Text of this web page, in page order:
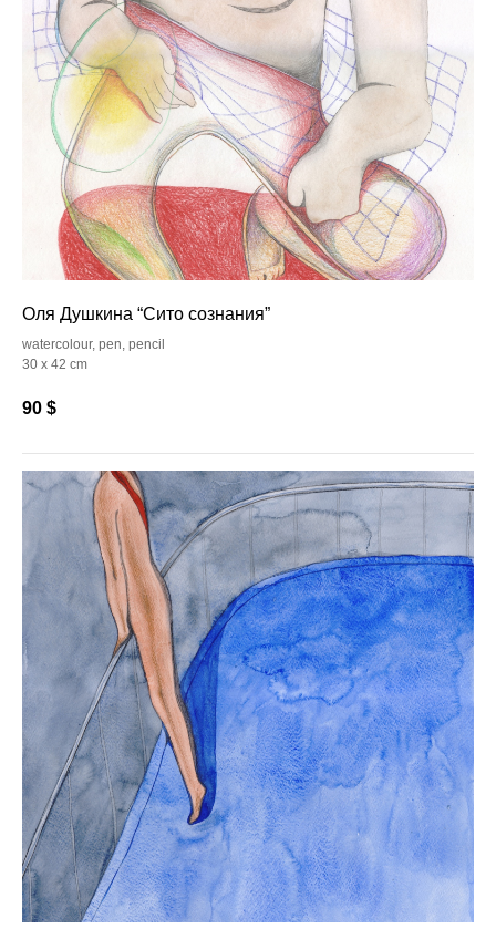
Оля Душкина “Сито сознания”
watercolour, pen, pencil
30 x 42 cm
90 $